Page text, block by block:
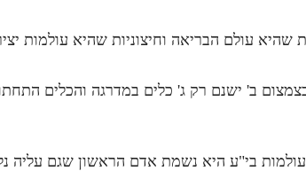
שהיא עולם הבריאה וחיצוניות שהיא עולמות
בצמצום ב' ישנם רק ג' כלים במדרגה והכלים
בי"ע היא נשמת אדם הראשון שגם עליה